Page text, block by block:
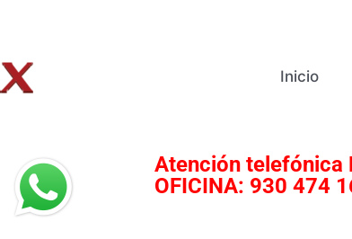
Inicio
Atención telefónica
OFICINA: 930 474